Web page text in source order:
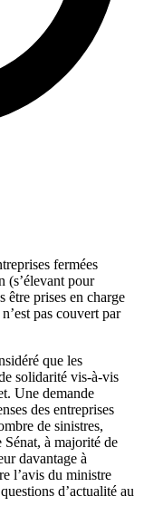
fermées
(s’élevant pour
être prises en charge
pas couvert par
que les
solidarité vis-à-vis
Une demande
des entreprises
de sinistres,
à majorité de
davantage à
l’avis du ministre
d’actualité au